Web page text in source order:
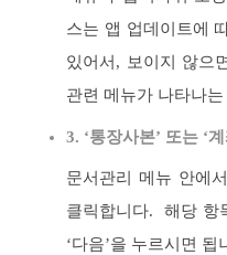
스는 앱 업데이트에
있어서, 보이지 않으
관련 메뉴가 나타나
3. ‘통장사본’ 또는 ‘
문서관리 메뉴 안에
클릭합니다. 해당 항
‘다음’을 누르시면 됩